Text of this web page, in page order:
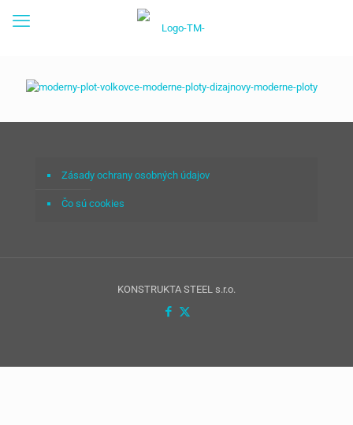
Zásady ochrany osobných údajov
Čo sú cookies
KONSTRUKTA STEEL s.r.o.